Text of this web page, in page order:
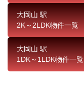
大岡山 駅
2K～2LDK物件一覧
大岡山 駅
1DK～1LDK物件一覧